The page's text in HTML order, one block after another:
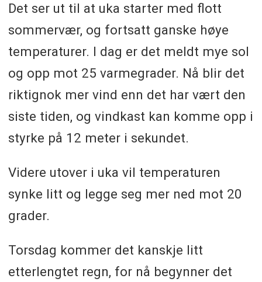
Det ser ut til at uka starter med flott
sommervær, og fortsatt ganske høye
temperaturer. I dag er det meldt mye sol
og opp mot 25 varmegrader. Nå blir det
riktignok mer vind enn det har vært den
siste tiden, og vindkast kan komme opp i
styrke på 12 meter i sekundet.
Videre utover i uka vil temperaturen
synke litt og legge seg mer ned mot 20
grader.
Torsdag kommer det kanskje litt
etterlengtet regn, for nå begynner det